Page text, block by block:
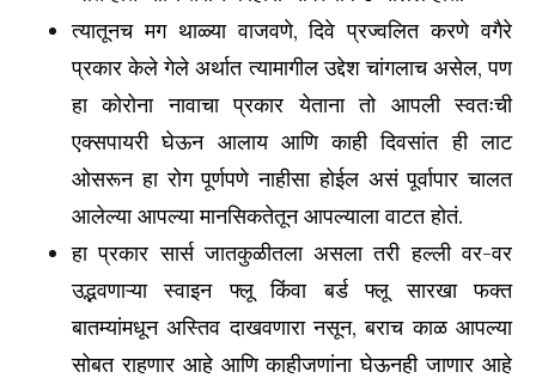
त्यातूनच मग थाळ्या वाजवणे, दिवे प्रज्वलित करणे वगैरे
प्रकार केले गेले अर्थात त्यामागील उद्देश चांगलाच असेल, पण
हा कोरोना नावाचा प्रकार येताना तो आपली स्वतःची
एक्सपायरी घेऊन आलाय आणि काही दिवसांत ही लाट
ओसरून हा रोग पूर्णपणे नाहीसा होईल असं पूर्वापार चालत
आलेल्या आपल्या मानसिकतेतून आपल्याला वाटत होतं.
हा प्रकार सार्स जातकुळीतला असला तरी हल्ली वर-वर
उद्भवणाऱ्या स्वाइन फ्लू किंवा बर्ड फ्लू सारखा फक्त
बातम्यांमधून अस्तिव दाखवणारा नसून, बराच काळ आपल्या
सोबत राहणार आहे आणि काहीजणांना घेऊनही जाणार आहे